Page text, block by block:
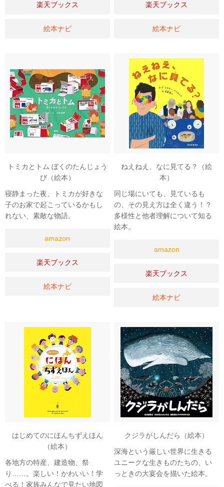
楽天ブックス
絵本ナビ
楽天ブックス
絵本ナビ
トミカとトム ぼくのたんじょう
び（絵本）
寝静まった夜、トミカが好きな
子のお家で起こっているかもし
れない、素敵な物語。
amazon
楽天ブックス
絵本ナビ
ねえねえ、なに見てる？（絵
本）
同じ場にいても、見ているも
の、その見え方は全く違う！？
多様性と他者理解について知る
絵本。
amazon
楽天ブックス
絵本ナビ
はじめてのにほんちずえほん
（絵本）
各地方の特産、建造物、祭
り……。楽しい！かわいい！学
べる！家族みんなで見たい地図
クジラがしんだら（絵本）
深海という厳しい世界に生きる
ユニークな生きものたちの、い
っときの大宴会を描いた絵本。